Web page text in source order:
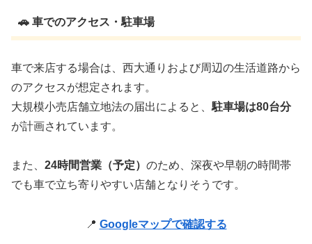
🚗 車でのアクセス・駐車場
車で来店する場合は、西大通りおよび周辺の生活道路から
のアクセスが想定されます。
大規模小売店舗立地法の届出によると、 駐車場は80台分
が計画されています。
また、 24時間営業（予定） のため、深夜や早朝の時間帯
でも車で立ち寄りやすい店舗となりそうです。
📍 Googleマップで確認する